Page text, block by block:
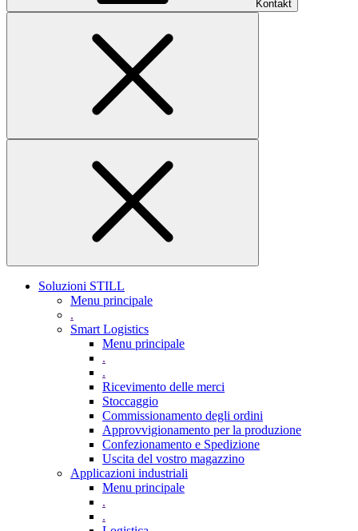
Kontakt
Soluzioni STILL
Menu principale
.
Smart Logistics
Menu principale
.
.
Ricevimento delle merci
Stoccaggio
Commissionamento degli ordini
Approvvigionamento per la produzione
Confezionamento e Spedizione
Uscita del vostro magazzino
Applicazioni industriali
Menu principale
.
.